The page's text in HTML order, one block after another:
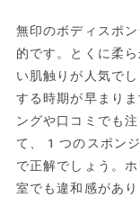
無印のボディスポ
的です。とくに柔
い肌触りが人気で
する時期が早まり
ングや口コミでも
て、1つのスポンジ
で正解でしょう。
室でも違和感があり